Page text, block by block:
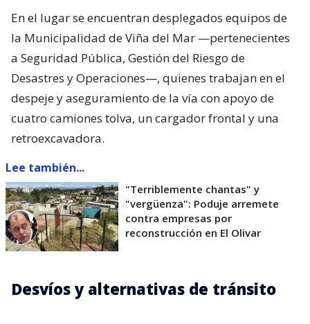
En el lugar se encuentran desplegados equipos de
la Municipalidad de Viña del Mar —pertenecientes
a Seguridad Pública, Gestión del Riesgo de
Desastres y Operaciones—, quienes trabajan en el
despeje y aseguramiento de la vía con apoyo de
cuatro camiones tolva, un cargador frontal y una
retroexcavadora.
Lee también...
"Terriblemente chantas" y
"vergüenza": Poduje arremete
contra empresas por
reconstrucción en El Olivar
Desvíos y alternativas de tránsito